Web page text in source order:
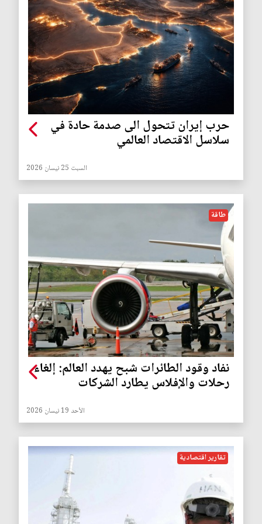
حرب إيران تتحول الى صدمة حادة في
سلاسل الاقتصاد العالمي
السبت 25 نيسان 2026
طاقة
نفاد وقود الطائرات شبح يهدد العالم: إلغاء
رحلات والإفلاس يطارد الشركات
الأحد 19 نيسان 2026
تقارير اقتصادية